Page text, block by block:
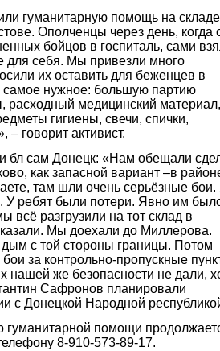
гуманитарную помощь на
Ополченцы через день, когда
бойцов в госпиталь, сами
для себя. Мы привезли много
их оставить для беженцев в
самое нужное: большую партию
расходный медицинский материал,
гигиены, свечи, спички,
– говорит активист.
бл сам Донецк: «Нам обещали
как запасной вариант –в
там шли очень серьёзные
У ребят были потери. Явно им
всё разгрузили на тот склад в
Мы доехали до Миллерова.
с той стороны границы. Потом
за контрольно-пропускные
нашей же безопасности не дали,
Сафронов планировали
с Донецкой Народной
гуманитарной помощи
8-910-573-89-17.